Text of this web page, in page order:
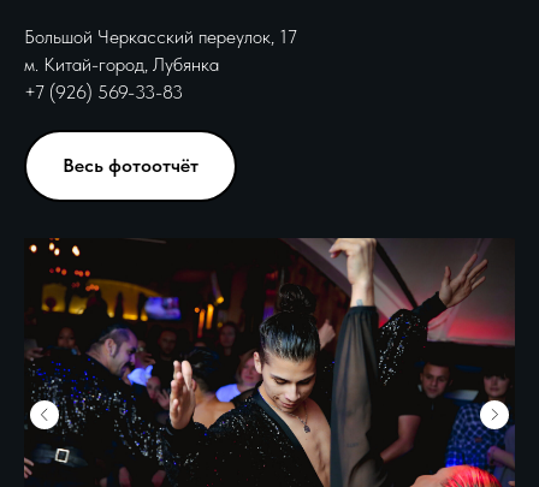
Большой Черкасский переулок, 17
м. Китай-город, Лубянка
+7 (926) 569-33-83
Весь фотоотчёт